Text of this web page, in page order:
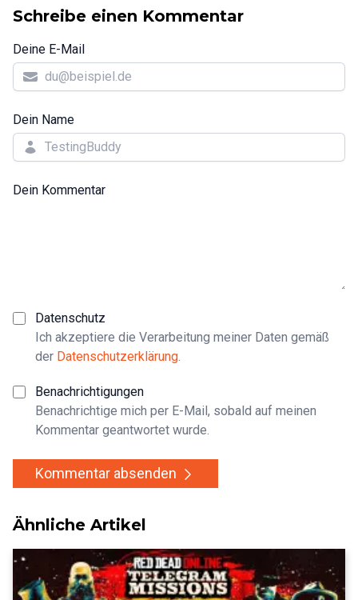
Schreibe einen Kommentar
Deine E-Mail
Dein Name
Dein Kommentar
Datenschutz
Ich akzeptiere die Verarbeitung meiner Daten gemäß
der Datenschutzerklärung.
Benachrichtigungen
Benachrichtige mich per E-Mail, sobald auf meinen
Kommentar geantwortet wurde.
Kommentar absenden
Ähnliche Artikel